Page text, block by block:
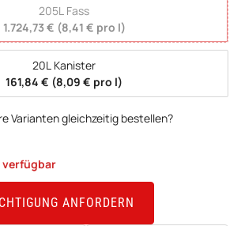
205L Fass
1.724,73 € (8,41 € pro l)
20L Kanister
161,84 € (8,09 € pro l)
Varianten gleichzeitig bestellen?
ANFORDERN